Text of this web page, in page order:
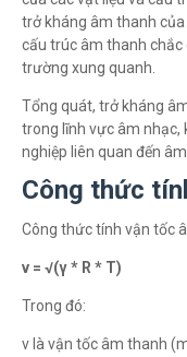
trở kháng âm thanh
cấu trúc âm thanh
trường xung quanh.
Tổng quát, trở kháng
trong lĩnh vực âm nhạc,
nghiệp liên quan đến
Công thức
Công thức tính vận tốc
v = √(γ * R * T)
Trong đó:
v là vận tốc âm thanh